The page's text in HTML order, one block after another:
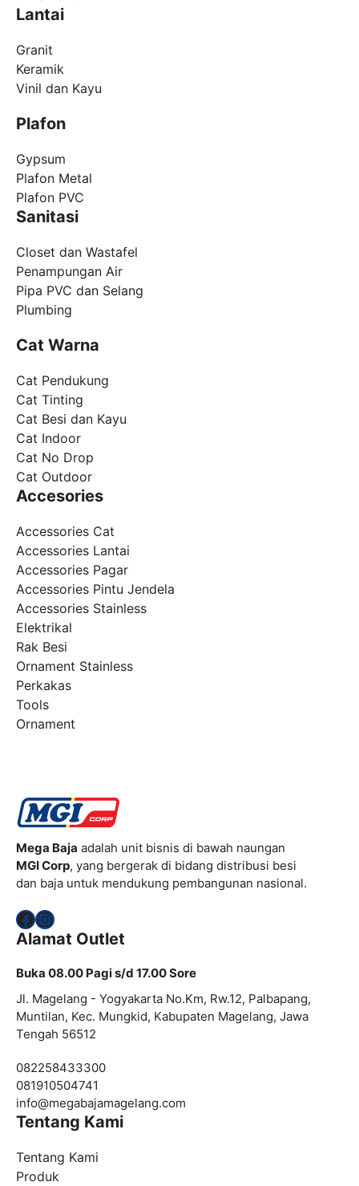
Lantai
Granit
Keramik
Vinil dan Kayu
Plafon
Gypsum
Plafon Metal
Plafon PVC
Sanitasi
Closet dan Wastafel
Penampungan Air
Pipa PVC dan Selang
Plumbing
Cat Warna
Cat Pendukung
Cat Tinting
Cat Besi dan Kayu
Cat Indoor
Cat No Drop
Cat Outdoor
Accesories
Accessories Cat
Accessories Lantai
Accessories Pagar
Accessories Pintu Jendela
Accessories Stainless
Elektrikal
Rak Besi
Ornament Stainless
Perkakas
Tools
Ornament
Mega Baja adalah unit bisnis di bawah naungan
MGI Corp, yang bergerak di bidang distribusi besi
dan baja untuk mendukung pembangunan nasional.
Facebook
Instagram
Alamat Outlet
Buka 08.00 Pagi s/d 17.00 Sore
Jl. Magelang - Yogyakarta No.Km, Rw.12, Palbapang,
Muntilan, Kec. Mungkid, Kabupaten Magelang, Jawa
Tengah 56512
082258433300
081910504741
info@megabajamagelang.com
Tentang Kami
Tentang Kami
Produk